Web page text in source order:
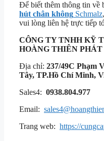
Để biết thêm thông tin về
hút chân không Schmalz
vui lòng liên hệ trực tiếp
CÔNG TY TNHH KỸ
HOÀNG THIÊN PHÁT
Địa chỉ: 237/49C Phạm
Tây, TP.Hồ Chí Minh,
Sales4: 0938.804.977
Email:
Trang web: https://